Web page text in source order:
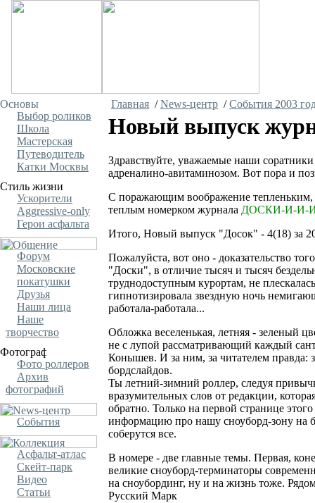
Выбор роликов
Школа
Мастерская
Путеводитель
Катки Москвы
Ускорители
Aggressive-only
Герои асфальта
Форум
Московские
покатушки
Друзья
Наши лица
Наше
творчество
Фото роллеров
Архив
фотографий
События
Асфальт-атлас
Скейт-парк
Видео
Статьи
Главная /News-центр /События 2003
Новый выпуск
Здравствуйте, уважаемые наши
адреналино-авитаминозом. Вот пора и
С поражающим воображение
теплым номерком журнала ДОСКИ-И-И-
Итого, Новый выпуск "Досок" - 4(18) за
Пожалуйста, вот оно - доказательство
"Доски", в отличие тысяч и тысяч
труднодоступным курортам, не
гипнотизировала звездную ночь
работала-работала...
Обложка веселенькая, летняя - зеленый
не с лупой рассматривающий каждый
Конышев. И за ним, за читателем правда:
бордслайдов.
Ты летний-зимний роллер, следуя
вразумительных слов от редакции,
обратно. Только на первой странице
информацию про нашу сноуборд-зону на
соберутся все.
В номере - две главные темы. Первая,
великие сноуборд-терминаторы
на сноубординг, ну и на жизнь тоже.
Русский Марк